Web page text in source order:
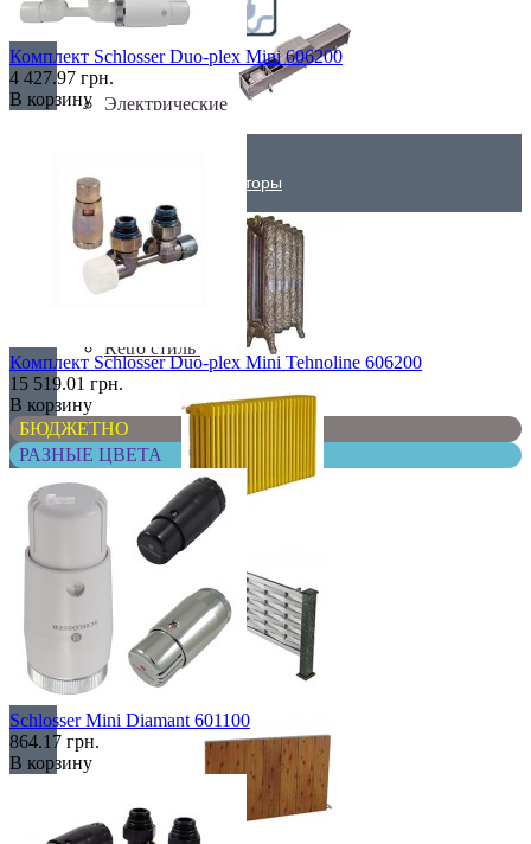
Электрические
Дизайнерские радиаторы
Retro стиль
В тренде
Из камня
Комплект Schlosser Duo-plex Mini 606200
4 427.97 грн.
В корзину
Комплект Schlosser Duo-plex Mini Tehnoline 606200
15 519.01 грн.
В корзину
БЮДЖЕТНО
РАЗНЫЕ ЦВЕТА
Schlosser Mini Diamant 601100
864.17 грн.
В корзину